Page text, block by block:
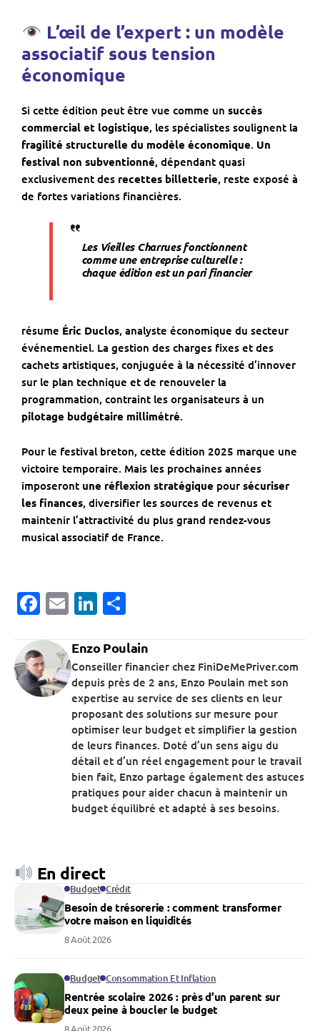
L’œil de l’expert : un modèle
associatif sous tension
économique
Si cette édition peut être vue comme un succès
commercial et logistique, les spécialistes soulignent la
fragilité structurelle du modèle économique. Un
festival non subventionné, dépendant quasi
exclusivement des recettes billetterie, reste exposé à
de fortes variations financières.
Les Vieilles Charrues fonctionnent
comme une entreprise culturelle :
chaque édition est un pari financier
résume Éric Duclos, analyste économique du secteur
événementiel. La gestion des charges fixes et des
cachets artistiques, conjuguée à la nécessité d’innover
sur le plan technique et de renouveler la
programmation, contraint les organisateurs à un
pilotage budgétaire millimétré.
Pour le festival breton, cette édition 2025 marque une
victoire temporaire. Mais les prochaines années
imposeront une réflexion stratégique pour sécuriser
les finances, diversifier les sources de revenus et
maintenir l’attractivité du plus grand rendez-vous
musical associatif de France.
Facebook
EmailLinkedIn
Enzo Poulain
Conseiller financier chez FiniDeMePriver.com
depuis près de 2 ans, Enzo Poulain met son
expertise au service de ses clients en leur
proposant des solutions sur mesure pour
optimiser leur budget et simplifier la gestion
de leurs finances. Doté d’un sens aigu du
détail et d’un réel engagement pour le travail
bien fait, Enzo partage également des astuces
pratiques pour aider chacun à maintenir un
budget équilibré et adapté à ses besoins.
En direct
Budget Crédit
Besoin de trésorerie : comment transformer
votre maison en liquidités
8 Août 2026
Budget Consommation Et Inflation
Rentrée scolaire 2026 : près d’un parent sur
deux peine à boucler le budget